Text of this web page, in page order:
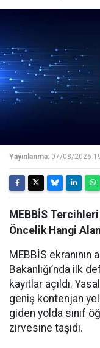
Yayınlanma: 07/08/2026
MEBBİS Tercihleri
Öncelik Hangi
MEBBİS
Bakanlığı’nda ilk
kayıtlar açıldı.
geniş kontenjan
giden yolda sınıf
zirvesine taşıdı.